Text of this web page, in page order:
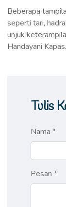
Beberapa
seperti tari,
unjuk
Handayani Kapas.
Tulis
Nama *
Pesan *